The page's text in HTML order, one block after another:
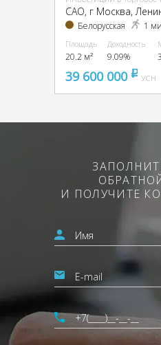
Белорусская 1
Площадь
20.2 м²
Доходность
9.09%
39 600 000 pуб
УСН
И ПОЛУЧИТЕ